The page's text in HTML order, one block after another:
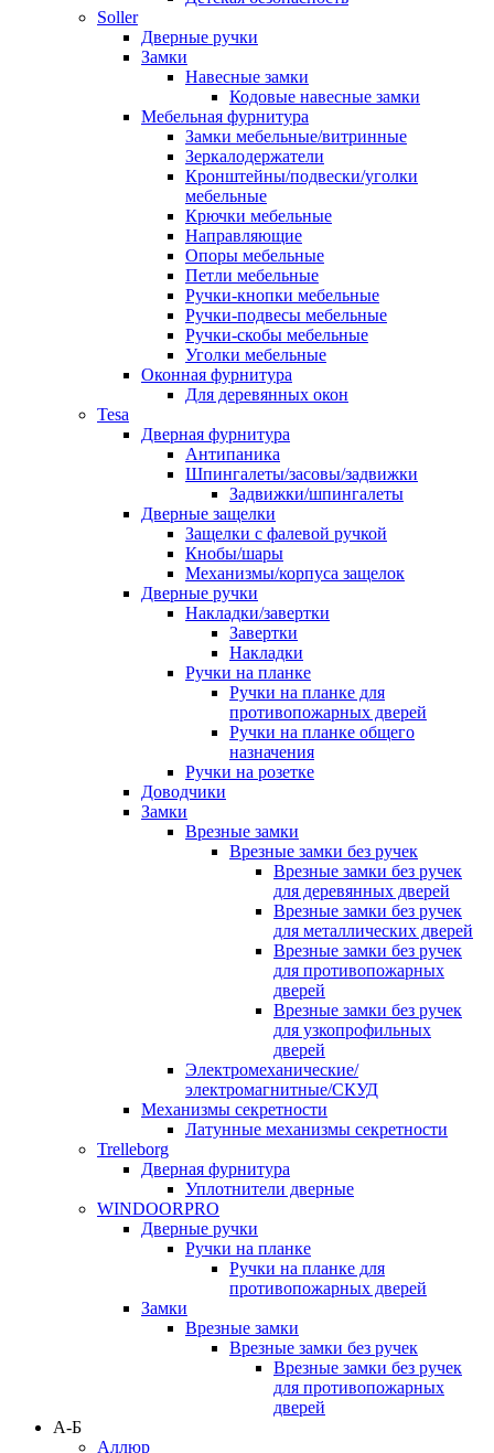
Soller
Дверные ручки
Замки
Навесные замки
Кодовые навесные замки
Мебельная фурнитура
Замки мебельные/витринные
Зеркалодержатели
Кронштейны/подвески/уголки
мебельные
Крючки мебельные
Направляющие
Опоры мебельные
Петли мебельные
Ручки-кнопки мебельные
Ручки-подвесы мебельные
Ручки-скобы мебельные
Уголки мебельные
Оконная фурнитура
Для деревянных окон
Tesa
Дверная фурнитура
Антипаника
Шпингалеты/засовы/задвижки
Задвижки/шпингалеты
Дверные защелки
Защелки с фалевой ручкой
Кнобы/шары
Механизмы/корпуса защелок
Дверные ручки
Накладки/завертки
Завертки
Накладки
Ручки на планке
Ручки на планке для
противопожарных дверей
Ручки на планке общего
назначения
Ручки на розетке
Доводчики
Замки
Врезные замки
Врезные замки без ручек
Врезные замки без ручек
для деревянных дверей
Врезные замки без ручек
для металлических дверей
Врезные замки без ручек
для противопожарных
дверей
Врезные замки без ручек
для узкопрофильных
дверей
Электромеханические/
электромагнитные/СКУД
Механизмы секретности
Латунные механизмы секретности
Trelleborg
Дверная фурнитура
Уплотнители дверные
WINDOORPRO
Дверные ручки
Ручки на планке
Ручки на планке для
противопожарных дверей
Замки
Врезные замки
Врезные замки без ручек
Врезные замки без ручек
для противопожарных
дверей
А-Б
Аллюр